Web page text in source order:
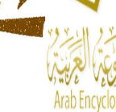
- هل تعلم أن المرجان
يتكون في البحر
كربونات الكلسيوم،
الحمرة وهو أجود
الحجم ويسمى الش